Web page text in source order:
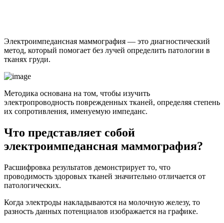
Электроимпедансная маммография — это диагностический
метод, который помогает без лучей определить патологии в
тканях груди.
Методика основана на том, чтобы изучить
электропроводность поврежденных тканей, определяя степень
их сопротивления, именуемую импеданс.
Что представляет собой
электроимпедансная маммография?
Расшифровка результатов демонстрирует то, что
проводимость здоровых тканей значительно отличается от
патологических.
Когда электроды накладываются на молочную железу, то
разность данных потенциалов изображается на графике.